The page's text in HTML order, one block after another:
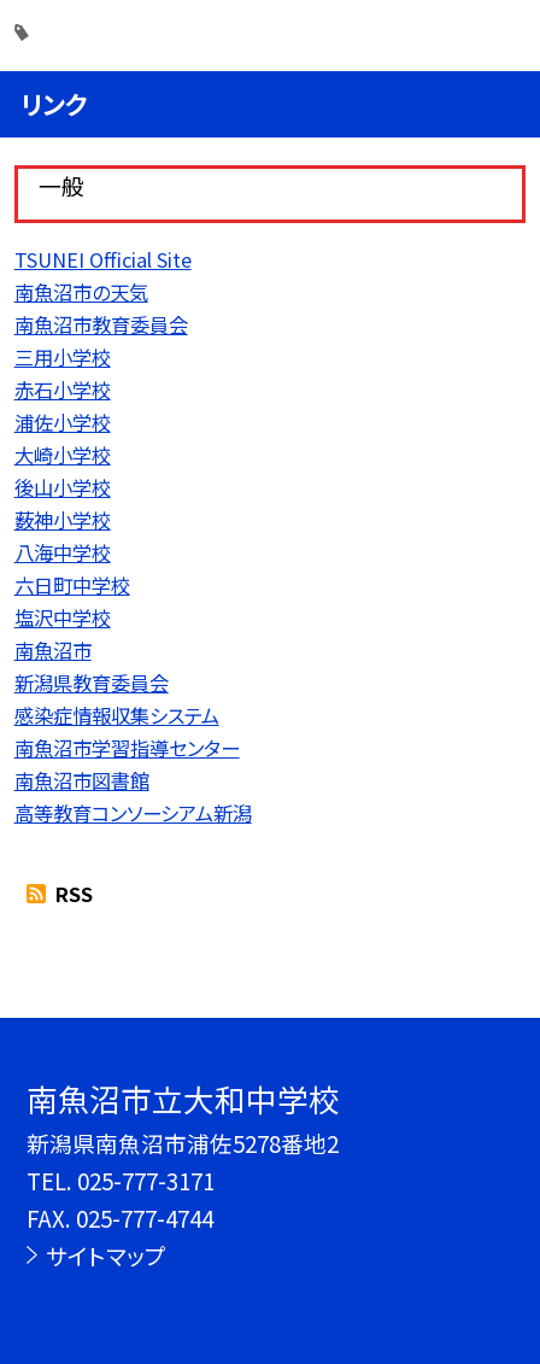
リンク
一般
TSUNEI Official Site
南魚沼市の天気
南魚沼市教育委員会
三用小学校
赤石小学校
浦佐小学校
大崎小学校
後山小学校
薮神小学校
八海中学校
六日町中学校
塩沢中学校
南魚沼市
新潟県教育委員会
感染症情報収集システム
南魚沼市学習指導センター
南魚沼市図書館
高等教育コンソーシアム新潟
RSS
南魚沼市立大和中学校
新潟県南魚沼市浦佐5278番地2
TEL. 025-777-3171
FAX. 025-777-4744
サイトマップ